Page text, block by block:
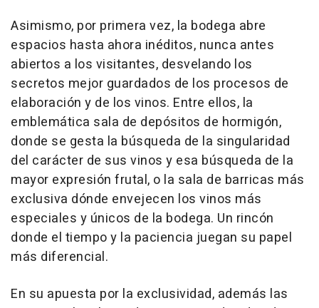
Asimismo, por primera vez, la bodega abre
espacios hasta ahora inéditos, nunca antes
abiertos a los visitantes, desvelando los
secretos mejor guardados de los procesos de
elaboración y de los vinos. Entre ellos, la
emblemática sala de depósitos de hormigón,
donde se gesta la búsqueda de la singularidad
del carácter de sus vinos y esa búsqueda de la
mayor expresión frutal, o la sala de barricas más
exclusiva dónde envejecen los vinos más
especiales y únicos de la bodega. Un rincón
donde el tiempo y la paciencia juegan su papel
más diferencial.
En su apuesta por la exclusividad, además las